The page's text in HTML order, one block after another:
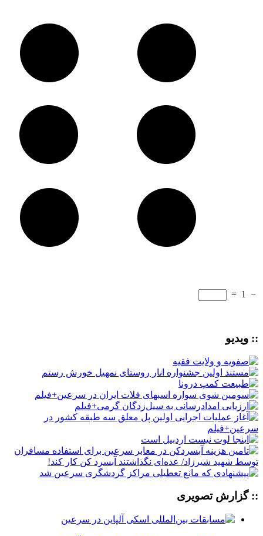
−
1
=
:: ویدیو
:: گزارش تصویری